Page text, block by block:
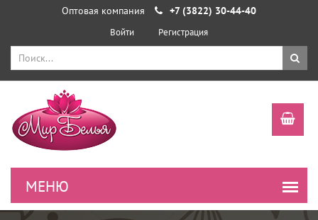
Оптовая компания +7 (3822) 30-44-40
Войти Регистрация